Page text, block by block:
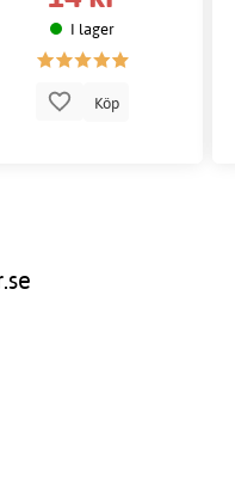
I lager
Köp